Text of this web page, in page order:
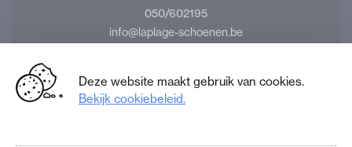
050/602195
info@laplage-schoenen.be
FacebookInstagram
Deze website maakt gebruik van cookies.
Bekijk cookiebeleid.